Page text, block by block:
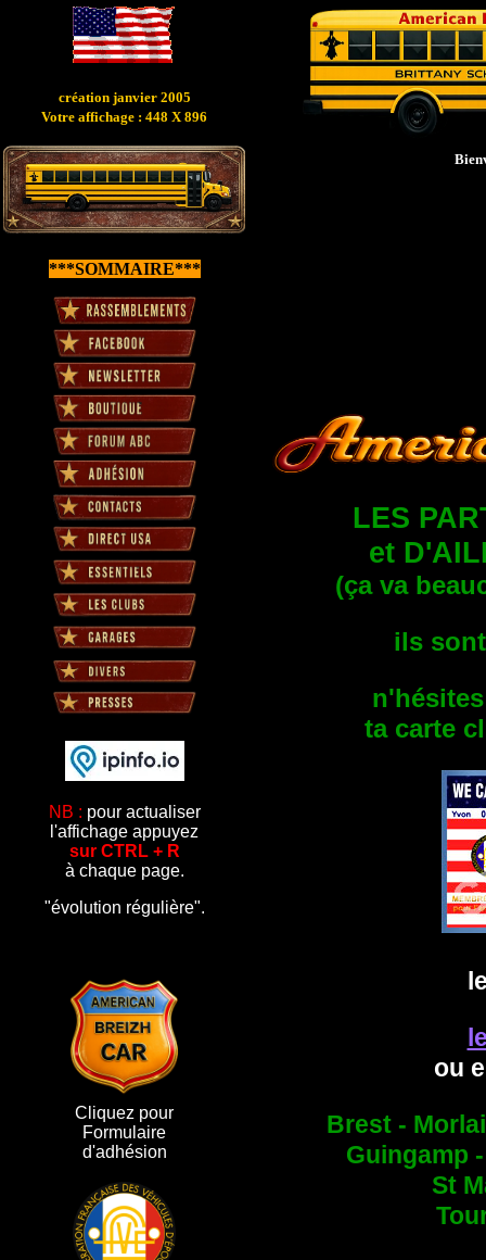
création janvier 2005
Votre affichage : 448 X 896
***SOMMAIRE***
NB : pour actualiser
l'affichage appuyez
sur CTRL + R
à chaque page.
"évolution régulière".
Cliquez pour
Formulaire
d'adhésion
LES
et
(ça va
ils
ta carte
ou
Brest -
Guingamp
St